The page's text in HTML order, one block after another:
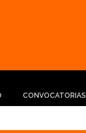
CONVOCATORIAS